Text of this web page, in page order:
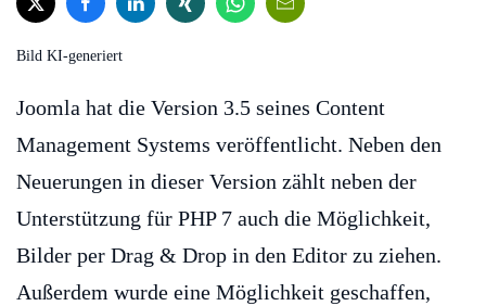
Bild KI-generiert
Joomla hat die Version 3.5 seines Content
Management Systems veröffentlicht. Neben den
Neuerungen in dieser Version zählt neben der
Unterstützung für PHP 7 auch die Möglichkeit,
Bilder per Drag & Drop in den Editor zu ziehen.
Außerdem wurde eine Möglichkeit geschaffen,